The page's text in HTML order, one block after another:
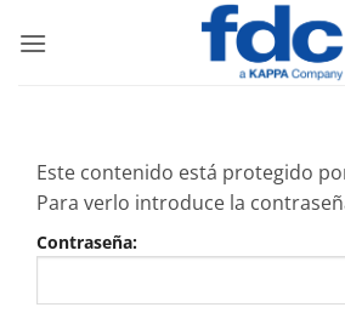
Este contenido está protegido
Para verlo introduce la
Contraseña: